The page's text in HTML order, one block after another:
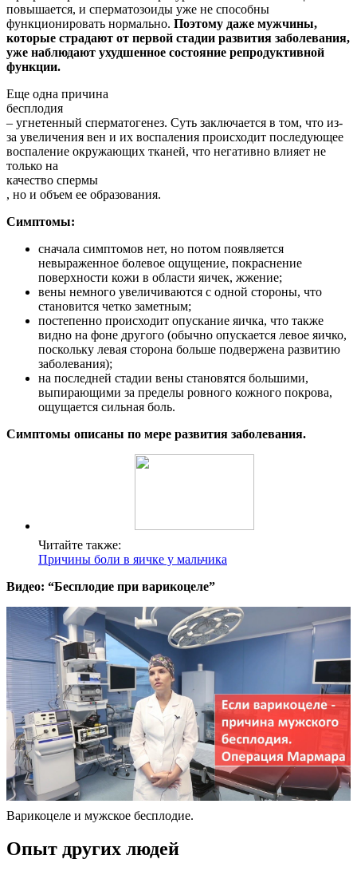
повышается, и сперматозоиды уже не способны
функционировать нормально. Поэтому даже мужчины,
которые страдают от первой стадии развития заболевания,
уже наблюдают ухудшенное состояние репродуктивной
функции.
Еще одна причина
бесплодия
– угнетенный сперматогенез. Суть заключается в том, что из-
за увеличения вен и их воспаления происходит последующее
воспаление окружающих тканей, что негативно влияет не
только на
качество спермы
, но и объем ее образования.
Симптомы:
сначала симптомов нет, но потом появляется
невыраженное болевое ощущение, покраснение
поверхности кожи в области яичек, жжение;
вены немного увеличиваются с одной стороны, что
становится четко заметным;
постепенно происходит опускание яичка, что также
видно на фоне другого (обычно опускается левое яичко,
поскольку левая сторона больше подвержена развитию
заболевания);
на последней стадии вены становятся большими,
выпирающими за пределы ровного кожного покрова,
ощущается сильная боль.
Симптомы описаны по мере развития заболевания.
Читайте также:
Причины боли в яичке у мальчика
Видео: “Бесплодие при варикоцеле”
Варикоцеле и мужское бесплодие.
Опыт других людей